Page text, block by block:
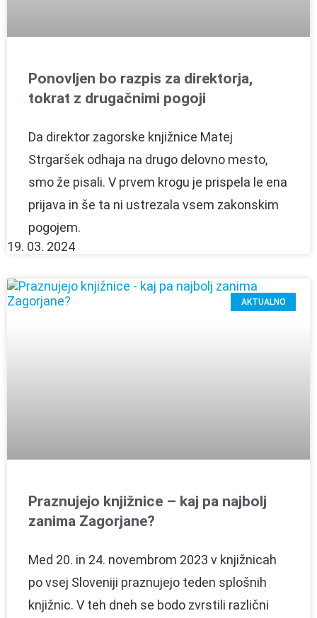
Ponovljen bo razpis za direktorja,
tokrat z drugačnimi pogoji
Da direktor zagorske knjižnice Matej
Strgaršek odhaja na drugo delovno mesto,
smo že pisali. V prvem krogu je prispela le ena
prijava in še ta ni ustrezala vsem zakonskim
pogojem.
19. 03. 2024
AKTUALNO
Praznujejo knjižnice – kaj pa najbolj
zanima Zagorjane?
Med 20. in 24. novembrom 2023 v knjižnicah
po vsej Sloveniji praznujejo teden splošnih
knjižnic. V teh dneh se bodo zvrstili različni